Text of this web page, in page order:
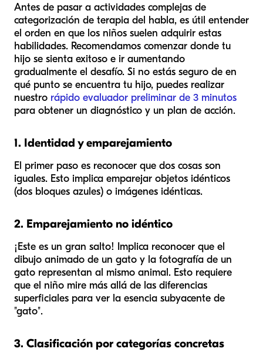
Antes de pasar a actividades complejas de
categorización de terapia del habla, es útil entender
el orden en que los niños suelen adquirir estas
habilidades. Recomendamos comenzar donde tu
hijo se sienta exitoso e ir aumentando
gradualmente el desafío. Si no estás seguro de en
qué punto se encuentra tu hijo, puedes realizar
nuestro rápido evaluador preliminar de 3 minutos
para obtener un diagnóstico y un plan de acción.
1. Identidad y emparejamiento
El primer paso es reconocer que dos cosas son
iguales. Esto implica emparejar objetos idénticos
(dos bloques azules) o imágenes idénticas.
2. Emparejamiento no idéntico
¡Este es un gran salto! Implica reconocer que el
dibujo animado de un gato y la fotografía de un
gato representan al mismo animal. Esto requiere
que el niño mire más allá de las diferencias
superficiales para ver la esencia subyacente de
"gato".
3. Clasificación por categorías concretas